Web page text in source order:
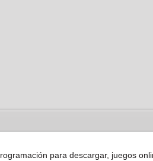
para descargar, juegos